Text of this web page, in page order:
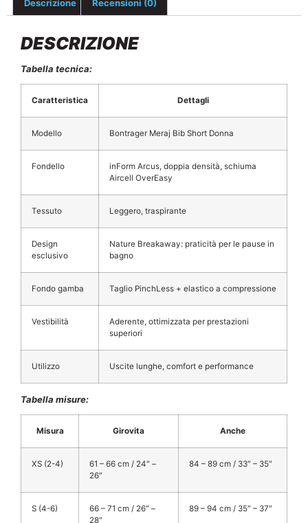
Descrizione Recensioni (0)
DESCRIZIONE
Tabella tecnica:
Caratteristica Dettagli
Modello Bontrager Meraj Bib Short Donna
Fondello
inForm Arcus, doppia densità, schiuma
Aircell OverEasy
Tessuto Leggero, traspirante
Design
esclusivo
Nature Breakaway: praticità per le pause in
bagno
Fondo gamba Taglio PinchLess + elastico a compressione
Vestibilità
Aderente, ottimizzata per prestazioni
superiori
Utilizzo Uscite lunghe, comfort e performance
Tabella misure:
Misura Girovita Anche
XS (2-4)
61 – 66 cm / 24″ –
26″
84 – 89 cm / 33″ – 35″
S (4-6)
66 – 71 cm / 26″ –
28″
89 – 94 cm / 35″ – 37″